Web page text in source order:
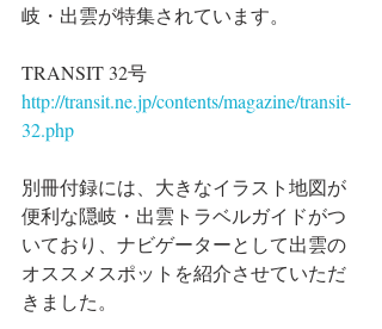
岐・出雲が特集されています。
TRANSIT 32号
http://transit.ne.jp/contents/magazine/transit-
32.php
別冊付録には、大きなイラスト地図が
便利な隠岐・出雲トラベルガイドがつ
いており、ナビゲーターとして出雲の
オススメスポットを紹介させていただ
きました。